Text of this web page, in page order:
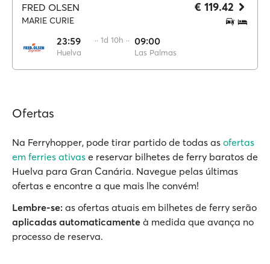
FRED OLSEN
MARIE CURIE
23:59
Huelva
·· 1d 10h ·· 09:00
Las Palmas
€ 119.42
Ofertas
Na Ferryhopper, pode tirar partido de todas as ofertas
em ferries ativas e reservar bilhetes de ferry baratos de
Huelva para Gran Canária. Navegue pelas últimas
ofertas e encontre a que mais lhe convém!
Lembre-se: as ofertas atuais em bilhetes de ferry serão
aplicadas automaticamente à medida que avança no
processo de reserva.